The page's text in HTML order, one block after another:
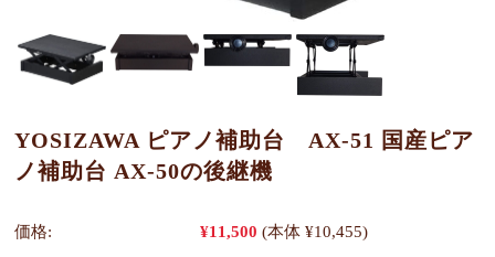
YOSIZAWA ピアノ補助台 AX-51 国産ピア
ノ補助台 AX-50の後継機
価格: ¥11,500 (本体 ¥10,455)